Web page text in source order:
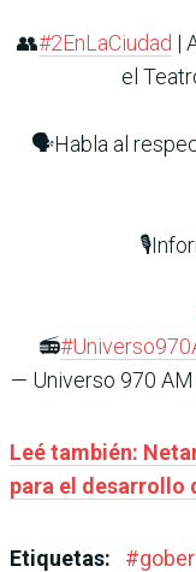
👥#2EnLaCiudad |
el
🗣️Habla al
📻
— Universo 970
Leé también:
para el desarrollo
Etiquetas: #